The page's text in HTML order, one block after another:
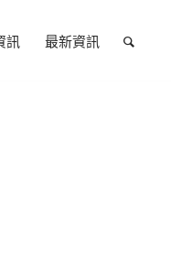
訊 最新資訊